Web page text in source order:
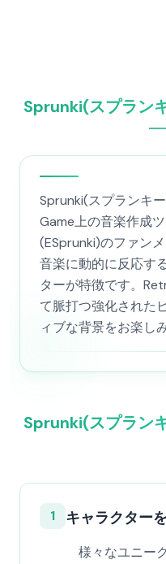
Sprunki(スプラン
Sprunki(スプランキ
Game上の音楽作成
(ESprunki)のファン
音楽に動的に反応す
ターが特徴です。
て脈打つ強化された
ィブな背景をお楽し
Sprunki(スプラン
1 キャラクター
様々なユニー